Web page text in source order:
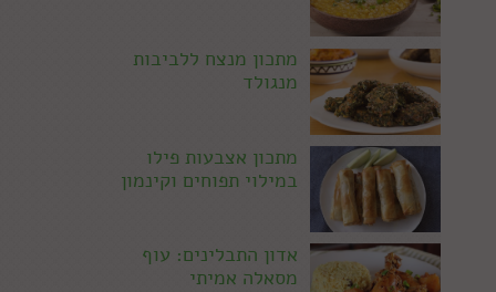
מתכון מנצח ללביבות
מנגולד
מתכון אצבעות פילו
במילוי תפוחים וקינמון
אדון התבלינים: עוף
מסאלה אמיתי